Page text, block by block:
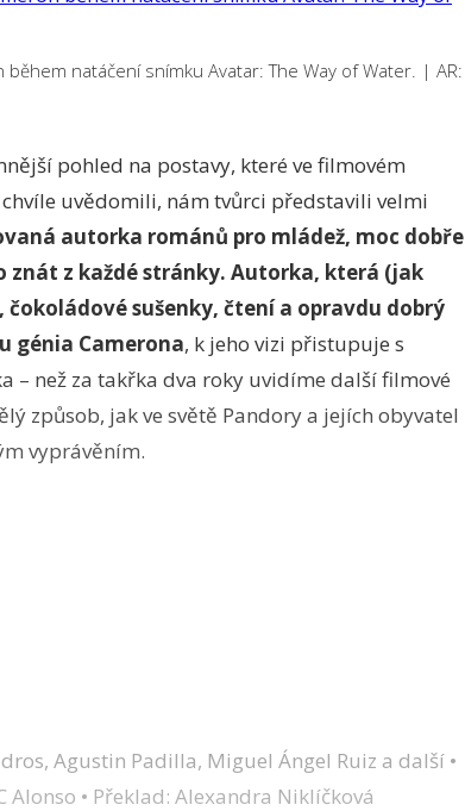
natáčení snímku Avatar: The Way of Water. | AR:
pohled na postavy, které ve filmovém
uvědomili, nám tvůrci představili velmi
autorka románů pro mládež, moc dobře
z každé stránky. Autorka, která (jak
sušenky, čtení a opravdu dobrý
génia Camerona, k jeho vizi přistupuje s
– než za takřka dva roky uvidíme další filmové
způsob, jak ve světě Pandory a jejích obyvatel
vyprávěním.
Agustin Padilla, Miguel Ángel Ruiz a další •
Alonso • Překlad: Alexandra Niklíčková